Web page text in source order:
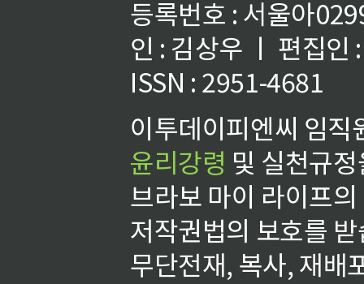
등록번호 : 서울아
인 : 김상우 ㅣ 편집인
ISSN : 2951-4681
이투데이피엔씨 임
윤리강령 및 실천규
브라보 마이 라이프
저작권법의 보호를
무단전재, 복사, 재배